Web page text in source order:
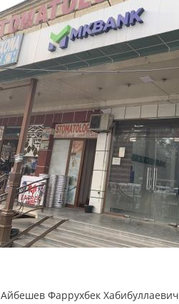
Айбешев Фаррухбек Хабибуллаевич